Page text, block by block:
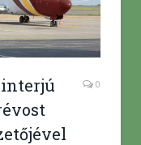
interjú
0